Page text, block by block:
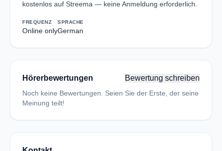
kostenlos auf Streema — keine Anmeldung erforderlich.
FREQUENZ
Online only
SPRACHE
German
Hörerbewertungen Bewertung schreiben
Noch keine Bewertungen. Seien Sie der Erste, der seine
Meinung teilt!